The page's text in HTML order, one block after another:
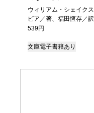
ウィリアム・シェイクス
ピア／著、福田恆存／訳
539円
文庫電子書籍あり